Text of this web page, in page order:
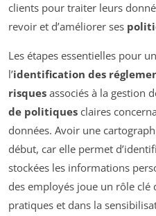
clients pour traiter leurs
revoir et d’améliorer ses
Les étapes essentielles pour
l’identification des
risques associés à la gestion
de politiques claires
données. Avoir une
début, car elle permet
stockées les informations
des employés joue un rôle clé
pratiques et dans la